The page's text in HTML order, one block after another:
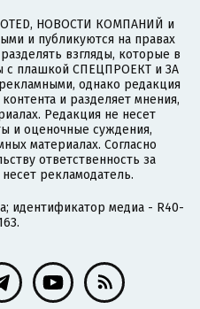
НОВОСТИ КОМПАНИЙ и
и публикуются на правах
взгляды, которые в
с плашкой СПЕЦПРОЕКТ и ЗА
однако редакция
и разделяет мнения,
Редакция не несет
и оценочные суждения,
материалах. Согласно
ответственность за
рекламодатель.
идентификатор медиа - R40-